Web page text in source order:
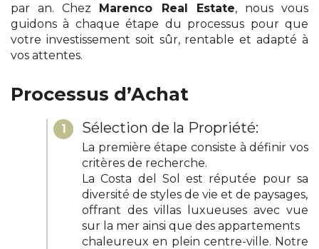
par an. Chez Marenco Real Estate, nous vous
guidons à chaque étape du processus pour que
votre investissement soit sûr, rentable et adapté à
vos attentes.
Processus d’Achat
1 Sélection de la Propriété:
La première étape consiste à définir vos
critères de recherche.
La Costa del Sol est réputée pour sa
diversité de styles de vie et de paysages,
offrant des villas luxueuses avec vue
sur la mer ainsi que des appartements
chaleureux en plein centre-ville. Notre